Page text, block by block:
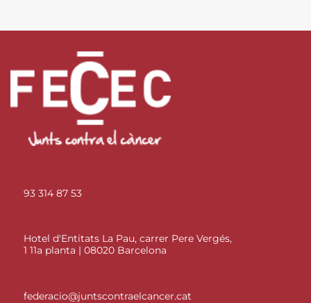
93 314 87 53
Hotel d'Entitats La Pau, carrer Pere Vergés,
1 11a planta | 08020 Barcelona
federacio@juntscontraelcancer.cat